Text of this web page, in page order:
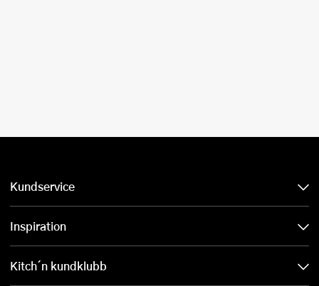
Kundservice
Inspiration
Kitch´n kundklubb